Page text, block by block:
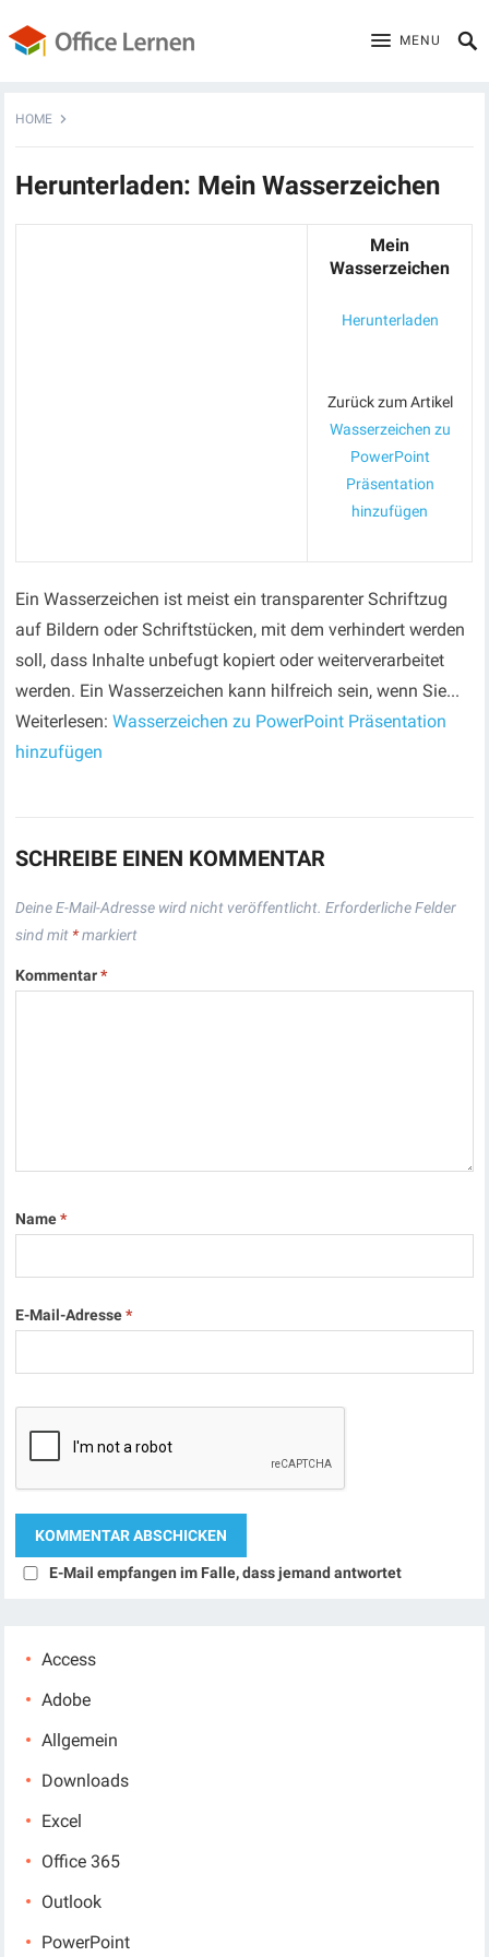
MENU
HOME
Herunterladen: Mein Wasserzeichen
Mein
Wasserzeichen
Herunterladen
Zurück zum Artikel
Wasserzeichen zu
PowerPoint
Präsentation
hinzufügen
Ein Wasserzeichen ist meist ein transparenter Schriftzug
auf Bildern oder Schriftstücken, mit dem verhindert werden
soll, dass Inhalte unbefugt kopiert oder weiterverarbeitet
werden. Ein Wasserzeichen kann hilfreich sein, wenn Sie...
Weiterlesen:Wasserzeichen zu PowerPoint Präsentation
hinzufügen
SCHREIBE EINEN KOMMENTAR
Deine E-Mail-Adresse wird nicht veröffentlicht. Erforderliche Felder
sind mit *markiert
Kommentar*
Name*
E-Mail-Adresse*
E-Mail empfangen im Falle, dass jemand antwortet
Access
Adobe
Allgemein
Downloads
Excel
Office 365
Outlook
PowerPoint